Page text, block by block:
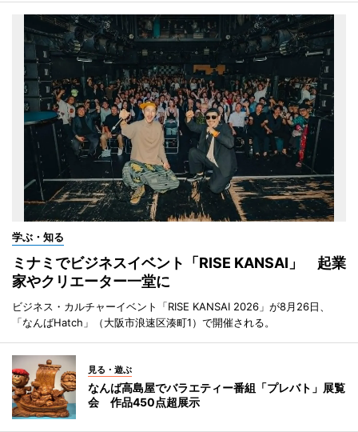
学ぶ・知る
ミナミでビジネスイベント「RISE KANSAI」 起業
家やクリエーター一堂に
ビジネス・カルチャーイベント「RISE KANSAI 2026」が8月26日、
「なんばHatch」（大阪市浪速区湊町1）で開催される。
見る・遊ぶ
なんば高島屋でバラエティー番組「プレバト」展覧
会 作品450点超展示